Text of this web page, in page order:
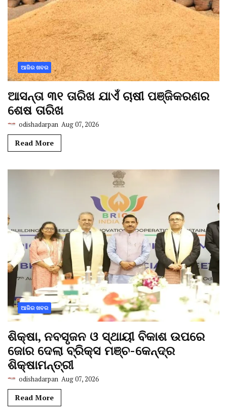
ଆଜିର ଖବର
ଆସନ୍ତା ୩୧ ତାରିଖ ଯାଏଁ ଚାଷୀ ପଞ୍ଜିକରଣର
ଶେଷ ତାରିଖ
odishadarpan Aug 07, 2026
Read More
ଆଜିର ଖବର
ଶିକ୍ଷା, ନବସୃଜନ ଓ ସ୍ଥାୟୀ ବିକାଶ ଉପରେ
ଜୋର ଦେଲା ବ୍ରିକ୍ସ ମଞ୍ଚ-କେନ୍ଦ୍ର
ଶିକ୍ଷାମନ୍ତ୍ରୀ
odishadarpan Aug 07, 2026
Read More